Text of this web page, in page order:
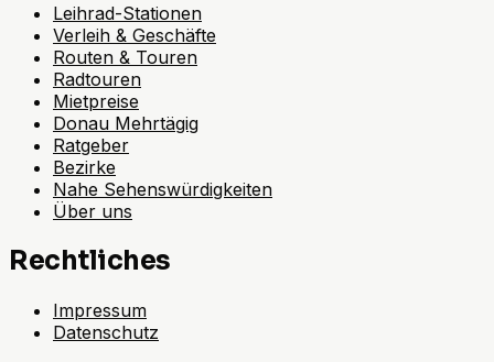
Leihrad-Stationen
Verleih & Geschäfte
Routen & Touren
Radtouren
Mietpreise
Donau Mehrtägig
Ratgeber
Bezirke
Nahe Sehenswürdigkeiten
Über uns
Rechtliches
Impressum
Datenschutz